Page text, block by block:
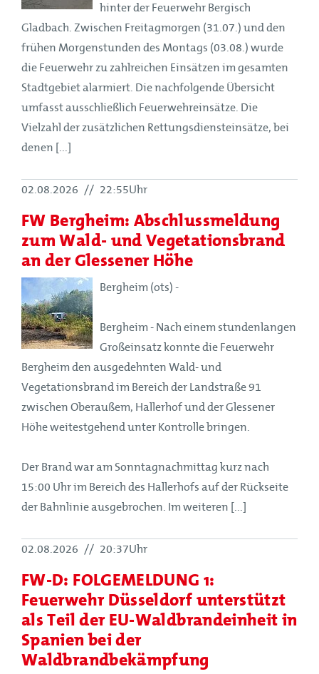
hinter der Feuerwehr Bergisch
Gladbach. Zwischen Freitagmorgen (31.07.) und den
frühen Morgenstunden des Montags (03.08.) wurde
die Feuerwehr zu zahlreichen Einsätzen im gesamten
Stadtgebiet alarmiert. Die nachfolgende Übersicht
umfasst ausschließlich Feuerwehreinsätze. Die
Vielzahl der zusätzlichen Rettungsdiensteinsätze, bei
denen [...]
02.08.2026 // 22:55Uhr
FW Bergheim: Abschlussmeldung
zum Wald- und Vegetationsbrand
an der Glessener Höhe
Bergheim (ots) -
Bergheim - Nach einem stundenlangen
Großeinsatz konnte die Feuerwehr
Bergheim den ausgedehnten Wald- und
Vegetationsbrand im Bereich der Landstraße 91
zwischen Oberaußem, Hallerhof und der Glessener
Höhe weitestgehend unter Kontrolle bringen.
Der Brand war am Sonntagnachmittag kurz nach
15:00 Uhr im Bereich des Hallerhofs auf der Rückseite
der Bahnlinie ausgebrochen. Im weiteren [...]
02.08.2026 // 20:37Uhr
FW-D: FOLGEMELDUNG 1:
Feuerwehr Düsseldorf unterstützt
als Teil der EU-Waldbrandeinheit in
Spanien bei der
Waldbrandbekämpfung